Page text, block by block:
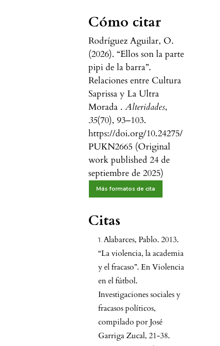
Cómo citar
Rodríguez Aguilar, O.
(2026). “Ellos son la parte
pipi de la barra”.
Relaciones entre Cultura
Saprissa y La Ultra
Morada . Alteridades,
35(70), 93–103.
https://doi.org/10.24275/
PUKN2665 (Original
work published 24 de
septiembre de 2025)
Más formatos de cita
Citas
Alabarces, Pablo. 2013.
“La violencia, la academia
y el fracaso”. En Violencia
en el fútbol.
Investigaciones sociales y
fracasos políticos,
compilado por José
Garriga Zucal, 21-38.